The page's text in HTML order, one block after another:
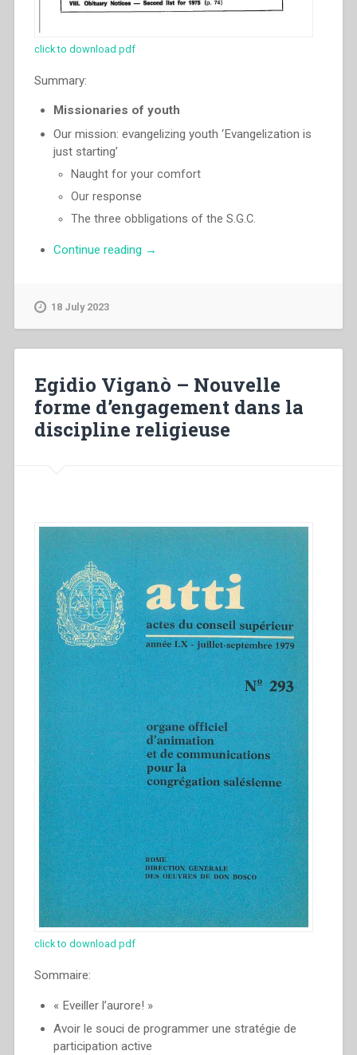
click to download pdf
Summary:
Missionaries of youth
Our mission: evangelizing youth ‘Evangelization is
just starting’
Naught for your comfort
Our response
The three obbligations of the S.G.C.
Continue reading “Luigi
→
18 July 2023
Egidio Viganò – Nouvelle
forme d’engagement dans la
discipline religieuse
click to download pdf
Sommaire:
« Eveiller l’aurore! »
Avoir le souci de programmer une stratégie de
participation active